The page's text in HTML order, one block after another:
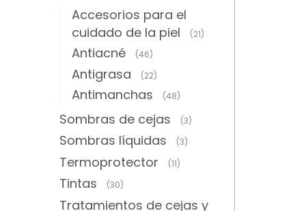
Accesorios para el
cuidado de la piel
(21)
Antiacné (46)
Antigrasa (22)
Antimanchas (48)
Sombras de cejas (3)
Sombras líquidas (3)
Termoprotector (11)
Tintas (30)
Tratamientos de cejas y